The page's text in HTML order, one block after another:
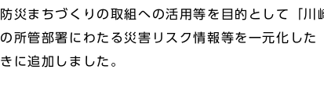
防災まちづくりの取組への活用等を目的として「
の所管部署にわたる災害リスク情報等を一元化し
きに追加しました。